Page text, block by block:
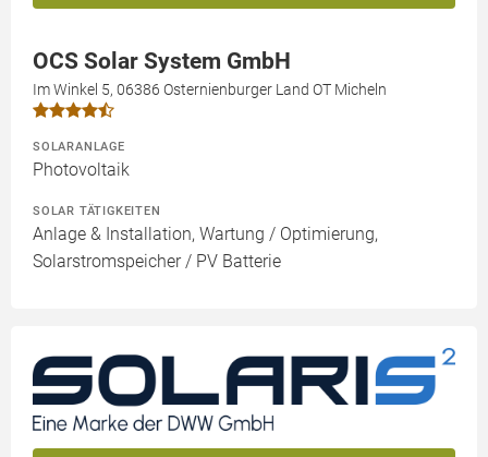
OCS Solar System GmbH
Im Winkel 5, 06386 Osternienburger Land OT Micheln
SOLARANLAGE
Photovoltaik
SOLAR TÄTIGKEITEN
Anlage & Installation, Wartung / Optimierung,
Solarstromspeicher / PV Batterie